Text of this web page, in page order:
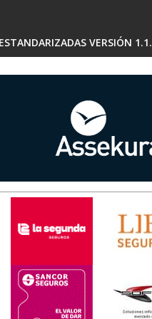
VERSIÓN 1.1.